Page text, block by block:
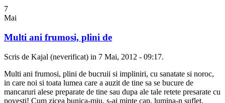
7
Mai
Multi ani frumosi, plini de
Scris de Kajal (neverificat) in 7 Mai, 2012 - 09:17.
Multi ani frumosi, plini de bucruii si impliniri, cu sanatate si noroc,
in care noi si toata lumea care a auzit de tine sa se bucure de
mancaruri alese preparate de tine sau dupa ale tale retete presarate cu
povesti! Cum zicea bunica-miu, s-ai minte cap, lumina-n suflet,